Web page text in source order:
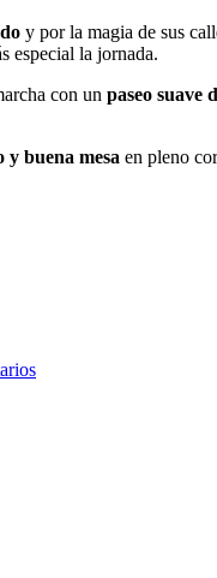
y por la magia de sus
especial la jornada.
con un paseo suave
buena mesa en pleno